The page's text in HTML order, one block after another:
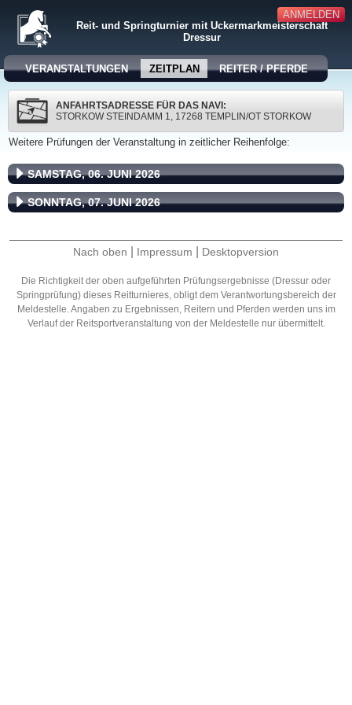
ANMELDEN
Reit- und Springturnier mit Uckermarkmeisterschaft
Dressur
VERANSTALTUNGEN ZEITPLAN REITER / PFERDE
ANFAHRTSADRESSE FÜR DAS NAVI:
STORKOW STEINDAMM 1, 17268 TEMPLIN/OT STORKOW
Weitere Prüfungen der Veranstaltung in zeitlicher Reihenfolge:
SAMSTAG, 06. JUNI 2026
SONNTAG, 07. JUNI 2026
Nach oben Impressum Desktopversion
Die Richtigkeit der oben aufgeführten Prüfungsergebnisse (Dressur oder
Springprüfung) dieses Reitturnieres, obligt dem Verantwortungsbereich der
Meldestelle. Angaben zu Ergebnissen, Reitern und Pferden werden uns im
Verlauf der Reitsportveranstaltung von der Meldestelle nur übermittelt.